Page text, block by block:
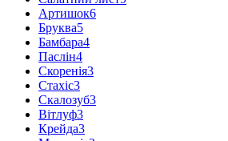
Артишок6
Бруква5
Бамбара4
Паслін4
Скоренія3
Стахіс3
Скалозуб3
Вітлуф3
Крейда3